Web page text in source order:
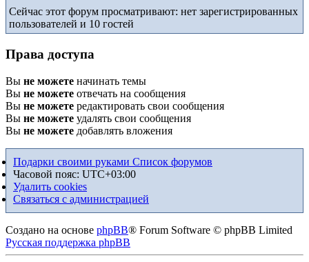
Сейчас этот форум просматривают: нет зарегистрированных
пользователей и 10 гостей
Права доступа
Вы не можете начинать темы
Вы не можете отвечать на сообщения
Вы не можете редактировать свои сообщения
Вы не можете удалять свои сообщения
Вы не можете добавлять вложения
Подарки своими руками Список форумов
Часовой пояс: UTC+03:00
Удалить cookies
Связаться с администрацией
Создано на основе phpBB® Forum Software © phpBB Limited
Русская поддержка phpBB